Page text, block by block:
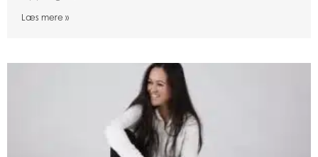
Læs mere »